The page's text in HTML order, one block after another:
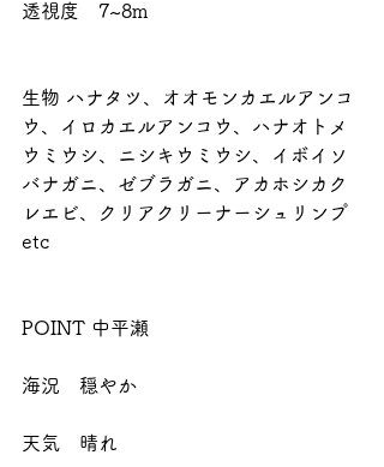
透視度　7~8m
生物 ハナタツ、オオモンカエルアンコ
ウ、イロカエルアンコウ、ハナオトメ
ウミウシ、ニシキウミウシ、イボイソ
バナガニ、ゼブラガニ、アカホシカク
レエビ、クリアクリーナーシュリンプ
etc
POINT 中平瀬
海況　穏やか
天気　晴れ